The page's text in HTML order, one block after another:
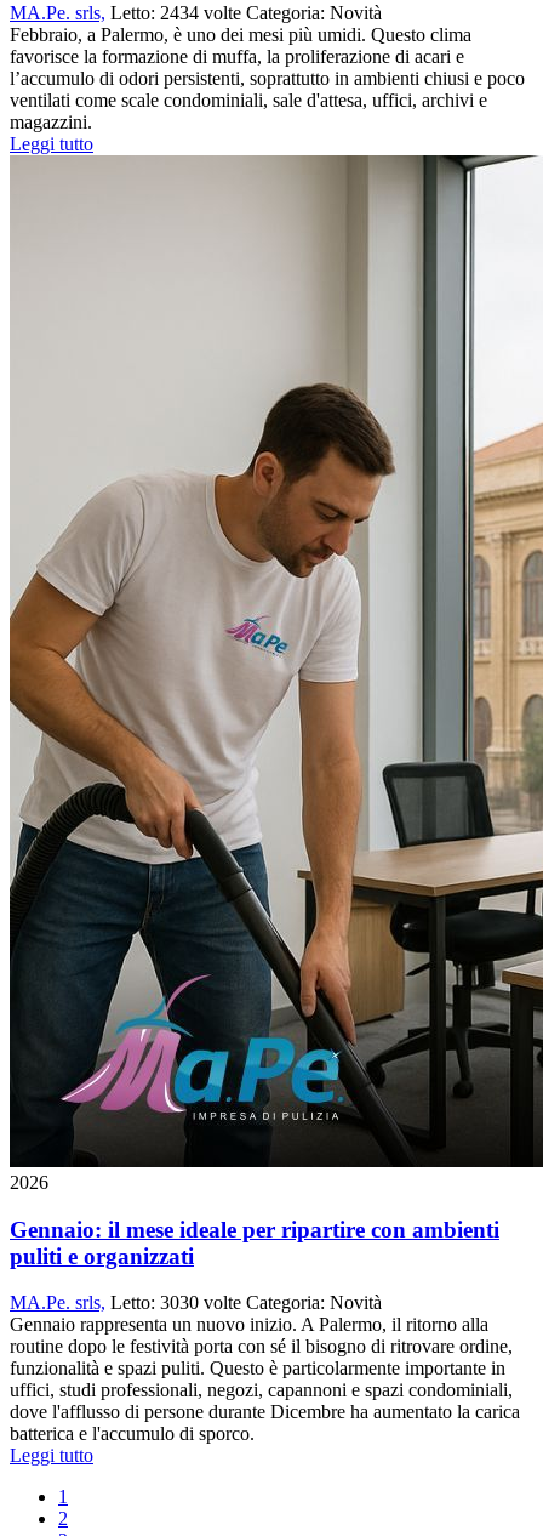
MA.Pe. srls, Letto: 2434 volte Categoria: Novità
Febbraio, a Palermo, è uno dei mesi più umidi. Questo clima
favorisce la formazione di muffa, la proliferazione di acari e
l’accumulo di odori persistenti, soprattutto in ambienti chiusi e poco
ventilati come scale condominiali, sale d'attesa, uffici, archivi e
magazzini.
Leggi tutto
2026
Gennaio: il mese ideale per ripartire con ambienti
puliti e organizzati
MA.Pe. srls, Letto: 3030 volte Categoria: Novità
Gennaio rappresenta un nuovo inizio. A Palermo, il ritorno alla
routine dopo le festività porta con sé il bisogno di ritrovare ordine,
funzionalità e spazi puliti. Questo è particolarmente importante in
uffici, studi professionali, negozi, capannoni e spazi condominiali,
dove l'afflusso di persone durante Dicembre ha aumentato la carica
batterica e l'accumulo di sporco.
Leggi tutto
1
2